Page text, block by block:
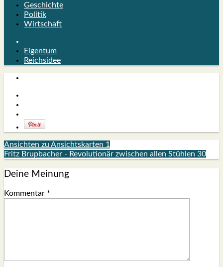
Geschichte
Politik
Wirtschaft
Eigentum
Reichsidee
Ansichten zu Ansichtskarten 1
Fritz Brupbacher - Revolutionär zwischen allen Stühlen 30
Deine Meinung
Kommentar *